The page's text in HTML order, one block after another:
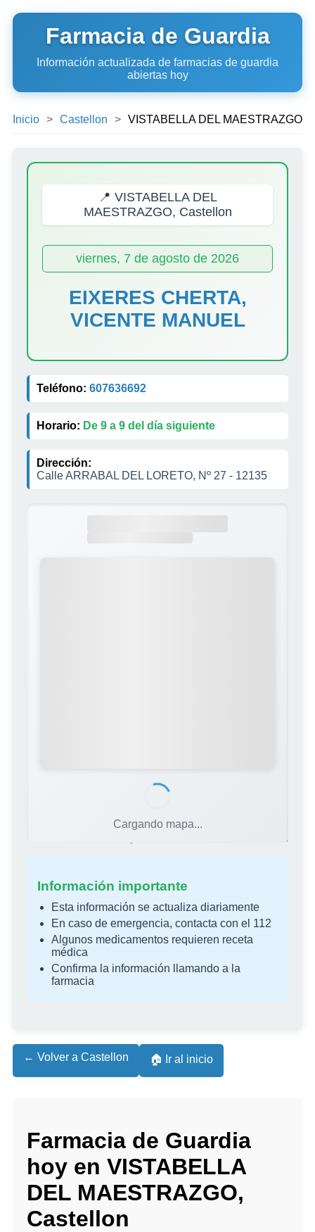
Farmacia de Guardia
Información actualizada de farmacias de guardia
abiertas hoy
Inicio Castellon VISTABELLA DEL MAESTRAZGO
📍 VISTABELLA DEL
MAESTRAZGO, Castellon
viernes, 7 de agosto de 2026
EIXERES CHERTA,
VICENTE MANUEL
Teléfono: 607636692
Horario: De 9 a 9 del día siguiente
Dirección:
Calle ARRABAL DEL LORETO, Nº 27 - 12135
Cargando mapa...
Fuente: Colegio Oficial de Farmacéuticos de Castellón
Información importante
Esta información se actualiza diariamente
En caso de emergencia, contacta con el 112
Algunos medicamentos requieren receta
médica
Confirma la información llamando a la
farmacia
← Volver a Castellon 🏠 Ir al inicio
Farmacia de Guardia
hoy en VISTABELLA
DEL MAESTRAZGO,
Castellon